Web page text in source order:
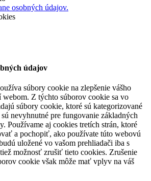
osobných údajov.
údajov
súbory cookie na zlepšenie vášho
webom. Z týchto súborov cookie sa vo
súbory cookie, ktoré sú kategorizované
nevyhnutné pre fungovanie základných
Používame aj cookies tretích strán, ktoré
a pochopiť, ako používate túto webovú
uložené vo vašom prehliadači iba s
možnosť zrušiť tieto cookies. Zrušenie
cookie však môže mať vplyv na váš